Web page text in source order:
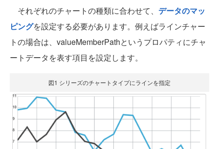
それぞれのチャートの種類に合わせて、 データのマッ
ピングを設定する必要があります。例えばラインチャー
トの場合は、valueMemberPathというプロパティにチャ
ートデータを表す項目を設定します。
図1 シリーズのチャートタイプにラインを指定